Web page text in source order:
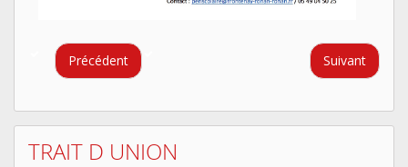
Précédent Suivant
TRAIT D UNION